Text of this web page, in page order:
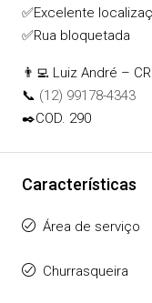
✅Excelente
✅Rua bloquetada
👨‍💻 Luiz André –
📞 (12) 99178-4343
✒️COD. 290
Características
Área de serviço
Churrasqueira